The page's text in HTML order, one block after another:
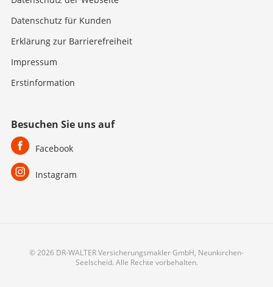
Datenschutz für Kunden
Erklärung zur Barrierefreiheit
Impressum
Erstinformation
Besuchen Sie uns auf
Facebook
Instagram
© 2026 DR-WALTER Versicherungsmakler GmbH, Neunkirchen-
Seelscheid. Alle Rechte vorbehalten.